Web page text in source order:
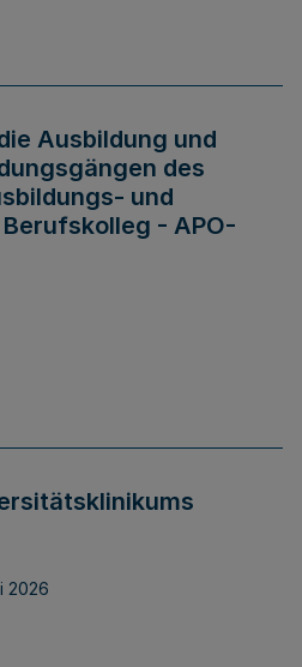
Ausbildung und
des
und
- APO-
2026